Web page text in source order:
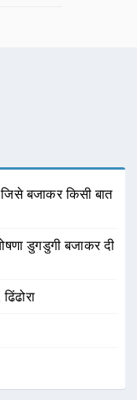
बजाकर किसी बात
डुगडुगी बजाकर दी
ढिंढोरा